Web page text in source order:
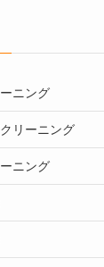
ニング
リーニング
ニング